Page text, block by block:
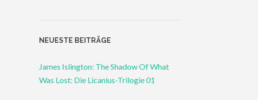
NEUESTE BEITRÄGE
James Islington: The Shadow Of What
Was Lost: Die Licanius-Trilogie 01